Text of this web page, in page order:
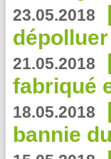
23.05.2018
21.05.2018
fabriqué
18.05.2018
bannie